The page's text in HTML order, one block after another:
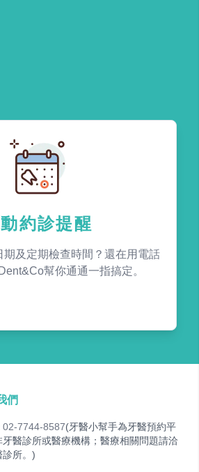
約診提醒
期及定期檢查時間？還在用電話
幫你通通一指搞定。
們
02-7744-8587(牙醫小幫手為牙醫預約平
牙醫診所或醫療機構；醫療相關問題請洽
診所。)